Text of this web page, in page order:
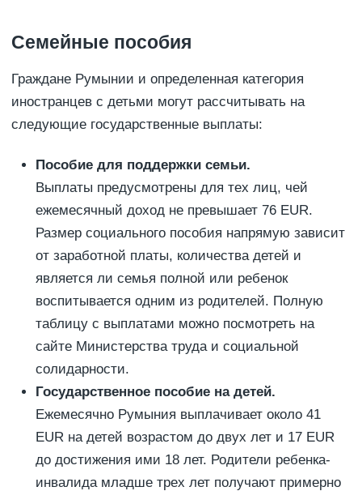
Семейные пособия
Граждане Румынии и определенная категория
иностранцев с детьми могут рассчитывать на
следующие государственные выплаты:
Пособие для поддержки семьи.
Выплаты предусмотрены для тех лиц, чей
ежемесячный доход не превышает 76 EUR.
Размер социального пособия напрямую зависит
от заработной платы, количества детей и
является ли семья полной или ребенок
воспитывается одним из родителей. Полную
таблицу с выплатами можно посмотреть на
сайте Министерства труда и социальной
солидарности.
Государственное пособие на детей.
Ежемесячно Румыния выплачивает около 41
EUR на детей возрастом до двух лет и 17 EUR
до достижения ими 18 лет. Родители ребенка-
инвалида младше трех лет получают примерно